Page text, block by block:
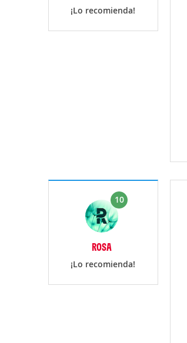
¡Lo recomienda!
10
ROSA
¡Lo recomienda!